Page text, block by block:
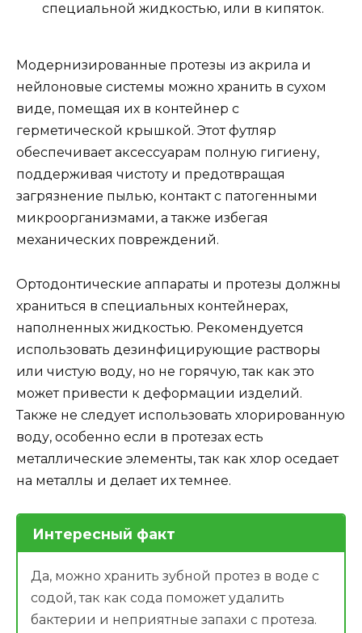
специальной жидкостью, или в кипяток.
Модернизированные протезы из акрила и
нейлоновые системы можно хранить в сухом
виде, помещая их в контейнер с
герметической крышкой. Этот футляр
обеспечивает аксессуарам полную гигиену,
поддерживая чистоту и предотвращая
загрязнение пылью, контакт с патогенными
микроорганизмами, а также избегая
механических повреждений.
Ортодонтические аппараты и протезы должны
храниться в специальных контейнерах,
наполненных жидкостью. Рекомендуется
использовать дезинфицирующие растворы
или чистую воду, но не горячую, так как это
может привести к деформации изделий.
Также не следует использовать хлорированную
воду, особенно если в протезах есть
металлические элементы, так как хлор оседает
на металлы и делает их темнее.
Интересный факт
Да, можно хранить зубной протез в воде с
содой, так как сода поможет удалить
бактерии и неприятные запахи с протеза.